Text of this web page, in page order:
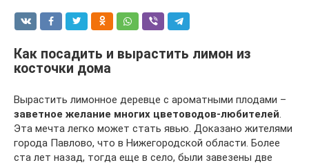
Как посадить и вырастить лимон из
косточки дома
Вырастить лимонное деревце с ароматными плодами –
заветное желание многих цветоводов-любителей.
Эта мечта легко может стать явью. Доказано жителями
города Павлово, что в Нижегородской области. Более
ста лет назад, тогда еще в село, были завезены две